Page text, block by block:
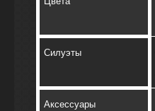
Силуэты
Аксессуары